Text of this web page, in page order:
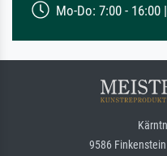
Mo-Do: 7:00 - 16:00
9586